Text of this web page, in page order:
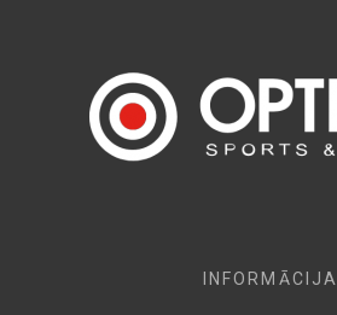
INFORMĀCIJA